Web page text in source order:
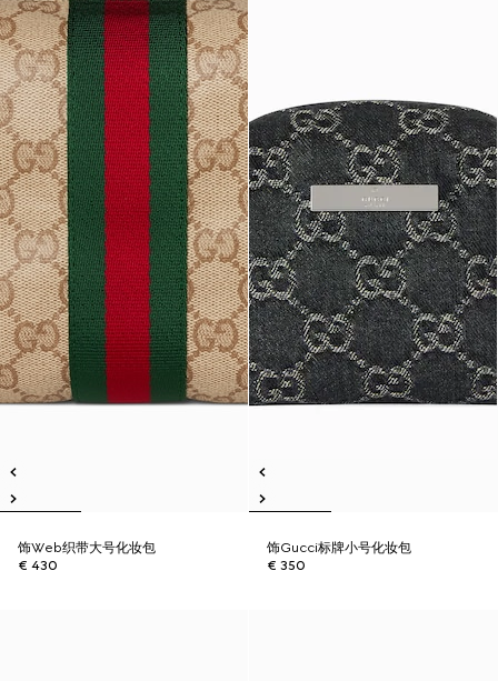
饰Web织带大号化妆包
€ 430
饰Gucci标牌小号化妆包
€ 350